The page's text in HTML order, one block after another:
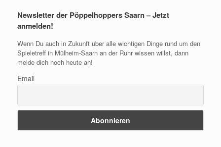
Newsletter der Pöppelhoppers Saarn – Jetzt
anmelden!
Wenn Du auch in Zukunft über alle wichtigen Dinge rund um den
Spieletreff in Mülheim-Saarn an der Ruhr wissen willst, dann
melde dich noch heute an!
Email